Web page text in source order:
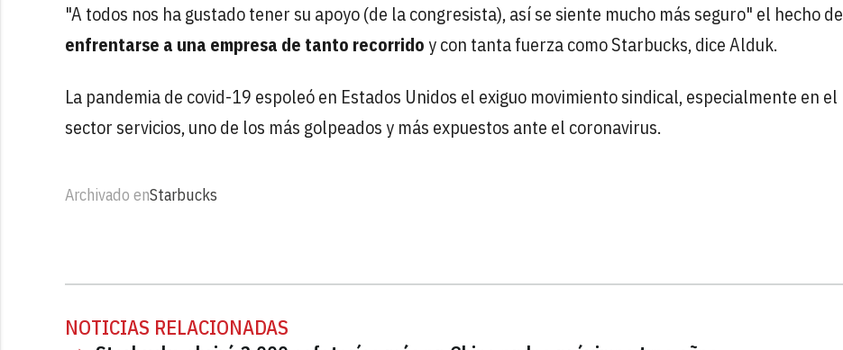
"A todos nos ha gustado tener su apoyo (de la congresista), así se siente mucho más seguro" el hecho de
enfrentarse a una empresa de tanto recorridoy con tanta fuerza como Starbucks, dice Alduk.
La pandemia de covid-19 espoleó en Estados Unidos el exiguo movimiento sindical, especialmente en el
sector servicios, uno de los más golpeados y más expuestos ante el coronavirus.
Archivado enStarbucks
NOTICIAS RELACIONADAS